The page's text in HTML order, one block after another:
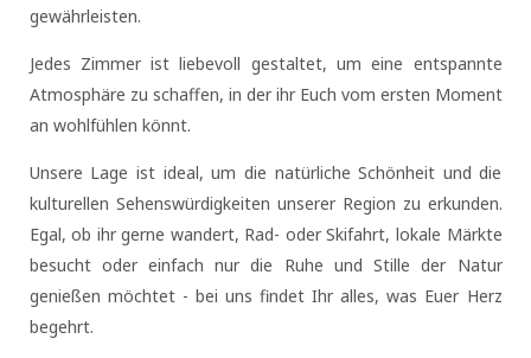
gewährleisten.
Jedes Zimmer ist liebevoll gestaltet, um eine entspannte
Atmosphäre zu schaffen, in der ihr Euch vom ersten Moment
an wohlfühlen könnt.
Unsere Lage ist ideal, um die natürliche Schönheit und die
kulturellen Sehenswürdigkeiten unserer Region zu erkunden.
Egal, ob ihr gerne wandert, Rad- oder Skifahrt, lokale Märkte
besucht oder einfach nur die Ruhe und Stille der Natur
genießen möchtet - bei uns findet Ihr alles, was Euer Herz
begehrt.